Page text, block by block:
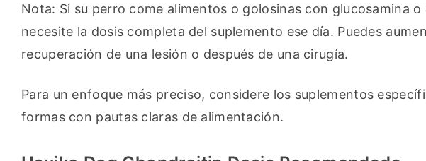
Nota: Si su perro come alimentos o golosinas con glucosamina
necesite la dosis completa del suplemento ese día. Puedes
recuperación de una lesión o después de una cirugía.
Para un enfoque más preciso, considere los suplementos
formas con pautas claras de alimentación.